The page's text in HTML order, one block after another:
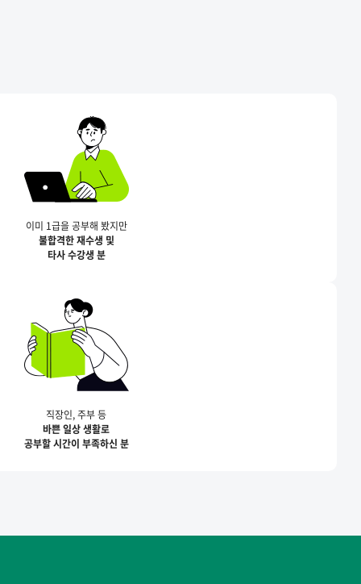
이미 1급을 공부해 봤지만
불합격한 재수생 및
타사 수강생 분
직장인, 주부 등
바쁜 일상 생활로
공부할 시간이 부족하신 분